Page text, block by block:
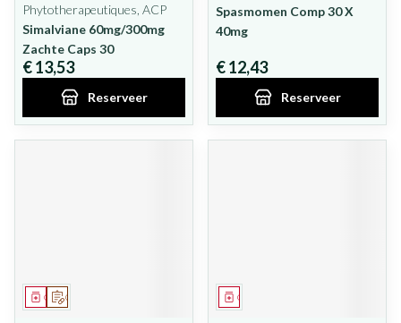
Phytotherapeutiques, ACP
Simalviane 60mg/300mg
Zachte Caps 30
€ 13,53
Reserveer
Spasmomen Comp 30 X
40mg
€ 12,43
Reserveer
Op voorschrift
Geneesmiddel Geneesmiddel